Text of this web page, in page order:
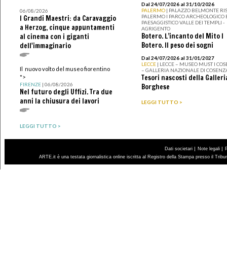
06/08/2026
I Grandi Maestri: da Caravaggio
a Herzog, cinque appuntamenti
al cinema con i giganti
dell'immaginario
Il nuovo volto del museo fiorentino
">
FIRENZE| 06/08/2026
Nel futuro degli Uffizi. Tra due
anni la chiusura dei lavori
LEGGI TUTTO >
Dal 24/07/2026 al 31/10/2026
PALERMO | PALAZZO BELMONTE
PALERMO I PARCO ARCHEOLOGICO
PAESAGGISTICO VALLE DEI TEMPLI -
AGRIGENTO
Botero. L’incanto del Mito I
Botero. Il peso dei sogni
Dal 24/07/2026 al 31/01/2027
LECCE | LECCE – MUSEO MUST I
– GALLERIA NAZIONALE DI
Tesori nascosti della
Borghese
LEGGI TUTTO >
Dati societari | Note legali |
ARTE.it è una testata giornalistica online iscritta al Registro della Stampa presso il